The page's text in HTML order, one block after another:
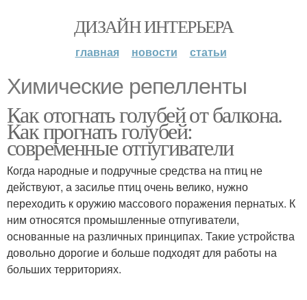
ДИЗАЙН ИНТЕРЬЕРА
главная новости статьи
Химические репелленты
Как отогнать голубей от балкона.
Как прогнать голубей:
современные отпугиватели
Когда народные и подручные средства на птиц не
действуют, а засилье птиц очень велико, нужно
переходить к оружию массового поражения пернатых. К
ним относятся промышленные отпугиватели,
основанные на различных принципах. Такие устройства
довольно дорогие и больше подходят для работы на
больших территориях.